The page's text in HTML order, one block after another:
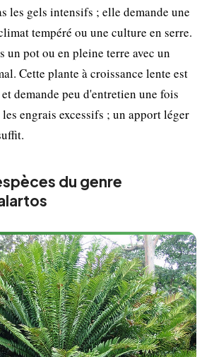
les gels intensifs ; elle demande une
tempéré ou une culture en serre.
un pot ou en pleine terre avec un
Cette plante à croissance lente est
demande peu d'entretien une fois
engrais excessifs ; un apport léger
du genre